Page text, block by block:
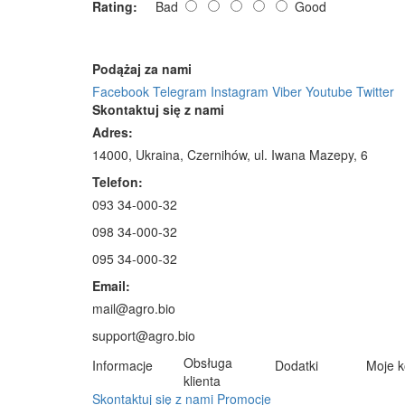
Rating: Bad Good
Podążaj za nami
Facebook Telegram Instagram Viber Youtube Twitter
Skontaktuj się z nami
Adres:
14000, Ukraina, Czernihów, ul. Iwana Mazepy, 6
Telefon:
093 34-000-32
098 34-000-32
095 34-000-32
Email:
mail@agro.bio
support@agro.bio
Informacje
Obsługa
klienta
Dodatki
Moje
Skontaktuj się z nami Promocje